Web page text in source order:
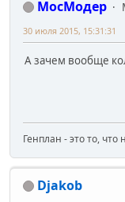
МосМодер
30 июля 2015, 15:31:31
А зачем вообще
Генплан - это то, что
Djakob